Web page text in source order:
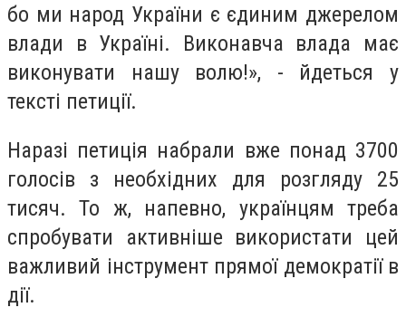
бо ми народ України є єдиним джерелом
влади в Україні. Виконавча влада має
виконувати нашу волю!», - йдеться у
тексті петиції.
Наразі петиція набрали вже понад 3700
голосів з необхідних для розгляду 25
тисяч. То ж, напевно, українцям треба
спробувати активніше використати цей
важливий інструмент прямої демократії в
дії.